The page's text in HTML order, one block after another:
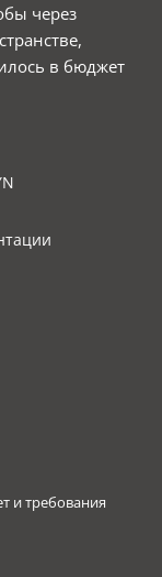
через
в бюджет
и требования